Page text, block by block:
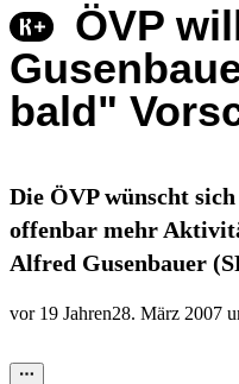
ÖVP
bald"
Die ÖVP wünscht
offenbar mehr
Alfred Gusenbauer
vor 19 Jahren28. März 2007